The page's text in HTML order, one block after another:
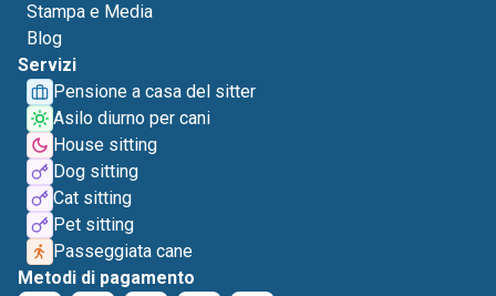
Stampa e Media
Blog
Servizi
Pensione a casa del sitter
Asilo diurno per cani
House sitting
Dog sitting
Cat sitting
Pet sitting
Passeggiata cane
Metodi di pagamento